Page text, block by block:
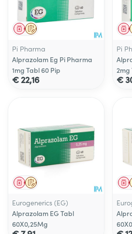
Op voorschrift
Geneesmiddel
Pi Pharma
Alprazolam Eg Pi Pharma
1mg Tabl 60 Pip
€ 22,16
Pi
2mg
€
Op voorschrift
Geneesmiddel
Eurogenerics (EG)
Alprazolam EG Tabl
60X0,25Mg